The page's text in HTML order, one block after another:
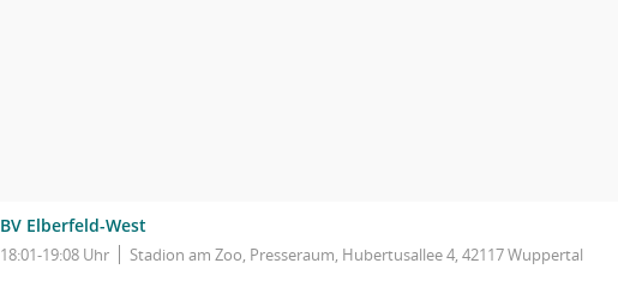
BV Elberfeld-West
18:01-19:08 Uhr Stadion am Zoo, Presseraum, Hubertusallee 4, 42117 Wuppertal